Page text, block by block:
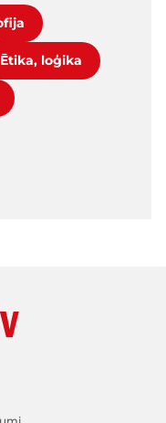
Ētika, loģika